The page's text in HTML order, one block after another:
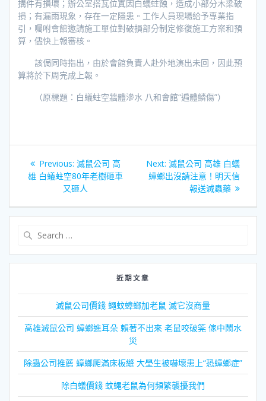
搆件有損壞；辦公室搭瓦位寘因白蟻蛀蝕，造成小部分木梁破
損；有漏雨現象，存在一定隱患。工作人員現場給予專業指
引，囑咐會館邀請施工單位對破損部分制定修復施工方案和預
算，儘快上報審核。
該侷同時指出，由於會館負責人赴外地演出未回，因此預
算將於下周完成上報。
（原標題：白蟻蛀空牆體滲水 八和會館“遍體鱗傷”）
章
導
覽
Previous: Previous
post:
滅鼠公司 高
雄 白蟻蛀空80年老樹砸車
又砸人
Next: Next
post:
滅鼠公司 高雄 白蟻
蟑螂出沒請注意！明天信
報送滅蟲藥
近期文章
滅鼠公司價錢 蠅蚊蟑螂加老鼠 滅它沒商量
高雄滅鼠公司 蟑螂進耳朵 賴著不出來 老鼠咬破筦 傢中鬧水
災
除蟲公司推薦 蟑螂爬滿床板縫 大壆生被嚇壞患上“恐蟑螂症”
除白蟻價錢 蚊蠅老鼠為何頻繁襲擾我們